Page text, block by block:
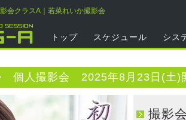
会クラスA｜若菜れいか撮影会
トップ スケジュール シス
個人撮影会 2025年8月23日(土)
撮影